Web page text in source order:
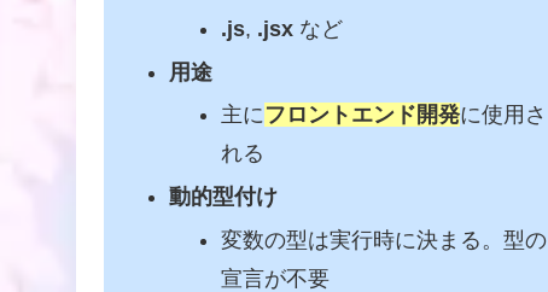
.js, .jsx など
用途
主にフロントエンド開発に使用さ
れる
動的型付け
変数の型は実行時に決まる。型の
宣言が不要